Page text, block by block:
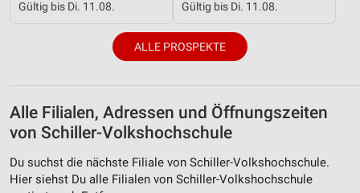
Gültig bis Di. 11.08. Gültig bis Di. 11.08.
ALLE PROSPEKTE
Alle Filialen, Adressen und Öffnungszeiten
von Schiller-Volkshochschule
Du suchst die nächste Filiale von Schiller-Volkshochschule.
Hier siehst Du alle Filialen von Schiller-Volkshochschule